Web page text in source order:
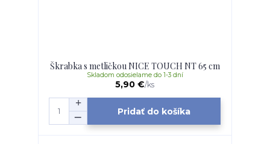
Škrabka s metličkou NICE TOUCH NT 65 cm
5,90 €/ks
Skladom odosielame do 1-3 dní
Pridať do košíka